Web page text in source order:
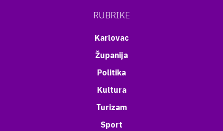
RUBRIKE
Karlovac
Županija
Politika
Kultura
Turizam
Sport